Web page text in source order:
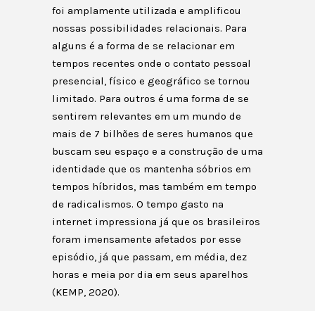
foi amplamente utilizada e amplificou
nossas possibilidades relacionais. Para
alguns é a forma de se relacionar em
tempos recentes onde o contato pessoal
presencial, físico e geográfico se tornou
limitado. Para outros é uma forma de se
sentirem relevantes em um mundo de
mais de 7 bilhões de seres humanos que
buscam seu espaço e a construção de uma
identidade que os mantenha sóbrios em
tempos híbridos, mas também em tempo
de radicalismos. O tempo gasto na
internet impressiona já que os brasileiros
foram imensamente afetados por esse
episódio, já que passam, em média, dez
horas e meia por dia em seus aparelhos
(KEMP, 2020).